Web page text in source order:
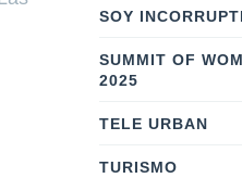
SOY
SUMMIT OF
2025
TELE URBAN
TURISMO